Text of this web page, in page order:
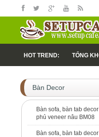
HOT TREND: TỔNG
Bàn Decor
Bàn sofa, bàn tab
phủ veneer nâu BM08
Bàn sofa, bàn tab